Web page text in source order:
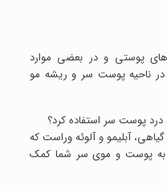
پوستی و در بعضی موارد
در ناحیه پوست سر و ریشه مو
پوست سر استفاده کرد؟
آبلیمو و آلوئه وراست که
به پوست و موی سر شما کمک